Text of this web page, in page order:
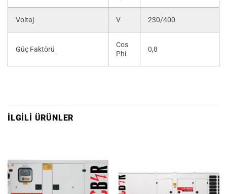
Voltaj V 230/400
Güç Faktörü
Cos
Phi
0,8
İLGILI ÜRÜNLER